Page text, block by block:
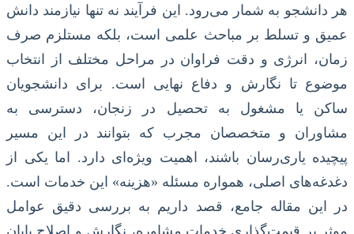
هر دانشجو به شمار می‌رود. این فرآیند نه تنها نیازمند دانش
عمیق و تسلط بر مباحث علمی است، بلکه مستلزم صرف
زمان، انرژی و دقت فراوان در مراحل مختلف از انتخاب
موضوع تا نگارش و دفاع نهایی است. برای دانشجویان
ساکن یا مشغول به تحصیل در زنجان، دسترسی به
مشاوران و متخصصان مجرب که بتوانند در این مسیر
پیچیده یاری‌رسان باشند، اهمیت ویژه‌ای دارد. اما یکی از
دغدغه‌های اصلی، همواره مسئله «هزینه» این خدمات است.
در این مقاله جامع، قصد داریم به بررسی دقیق عوامل
موثر بر قیمت‌گذاری خدمات مشاوره، نگارش و اصلاح پایان